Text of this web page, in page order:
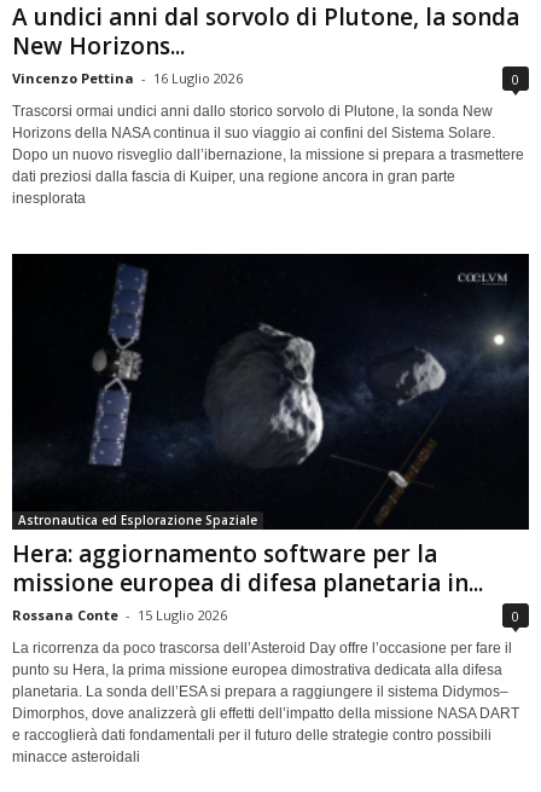
A undici anni dal sorvolo di Plutone, la sonda
New Horizons...
Vincenzo Pettina - 16 Luglio 2026 0
Trascorsi ormai undici anni dallo storico sorvolo di Plutone, la sonda New
Horizons della NASA continua il suo viaggio ai confini del Sistema Solare.
Dopo un nuovo risveglio dall’ibernazione, la missione si prepara a trasmettere
dati preziosi dalla fascia di Kuiper, una regione ancora in gran parte
inesplorata
Astronautica ed Esplorazione Spaziale
Hera: aggiornamento software per la
missione europea di difesa planetaria in...
Rossana Conte - 15 Luglio 2026 0
La ricorrenza da poco trascorsa dell’Asteroid Day offre l’occasione per fare il
punto su Hera, la prima missione europea dimostrativa dedicata alla difesa
planetaria. La sonda dell’ESA si prepara a raggiungere il sistema Didymos–
Dimorphos, dove analizzerà gli effetti dell’impatto della missione NASA DART
e raccoglierà dati fondamentali per il futuro delle strategie contro possibili
minacce asteroidali